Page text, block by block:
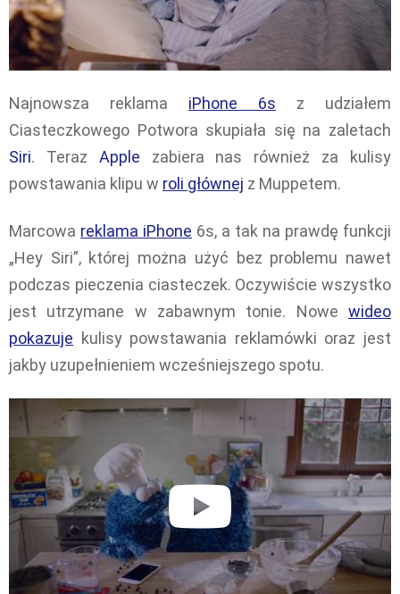
Najnowsza reklama iPhone 6s z udziałem
Ciasteczkowego Potwora skupiała się na zaletach
Siri. Teraz Apple zabiera nas również za kulisy
powstawania klipu w roli głównej z Muppetem.
Marcowa reklama iPhone 6s, a tak na prawdę funkcji
„Hey Siri”, której można użyć bez problemu nawet
podczas pieczenia ciasteczek. Oczywiście wszystko
jest utrzymane w zabawnym tonie. Nowe wideo
pokazuje kulisy powstawania reklamówki oraz jest
jakby uzupełnieniem wcześniejszego spotu.